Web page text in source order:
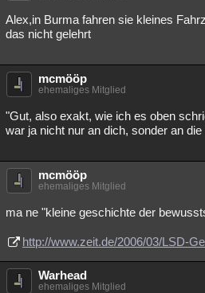
Alex,in Burma fahren sie kleines
das nicht gelehrt
mcmööp
ehemaliges Mitglied
"Gut, also exakt, wie ich es oben
war ja nicht nur an dich, sonder an
mcmööp
ehemaliges Mitglied
ma ne "kleine geschichte der
http://www.zeit.de/2006/03/LSD-
Warhead
ehemaliges Mitglied